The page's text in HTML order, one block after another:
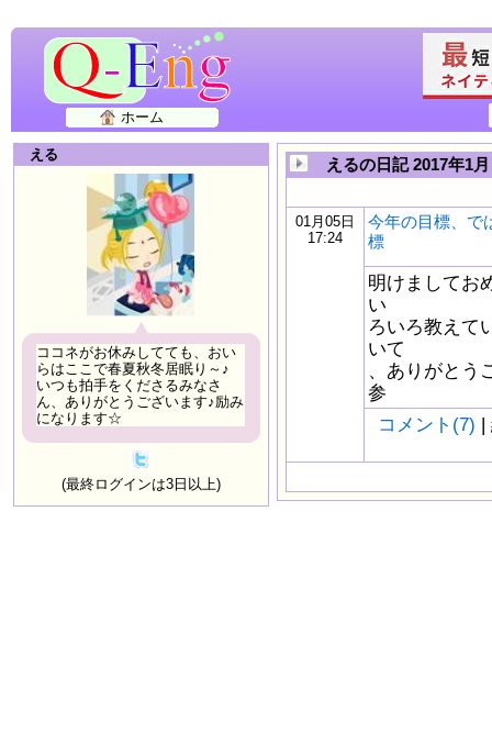
ホーム
える
ココネがお休みしてても、おい
らはここで春夏秋冬居眠り～♪
いつも拍手をくださるみなさ
ん、ありがとうございます♪励み
になります☆
(最終ログインは3日以上)
えるの日記 2017年1月
01月05日
17:24
今年の目標、で
標
明けましてお
い
ろいろ教えて
いて
、ありがとう
参
コメント(7) |